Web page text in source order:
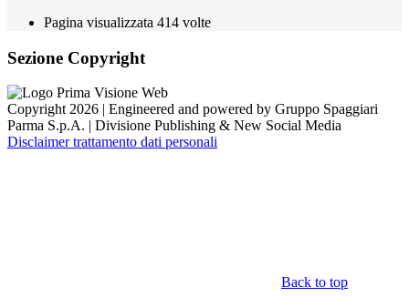
Pagina visualizzata 414 volte
Sezione Copyright
Copyright 2026 | Engineered and powered by Gruppo Spaggiari
Parma S.p.A. | Divisione Publishing & New Social Media
Disclaimer trattamento dati personali
Back to top